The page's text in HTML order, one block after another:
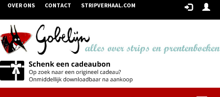
OVER ONS CONTACT STRIPVERHAAL.COM